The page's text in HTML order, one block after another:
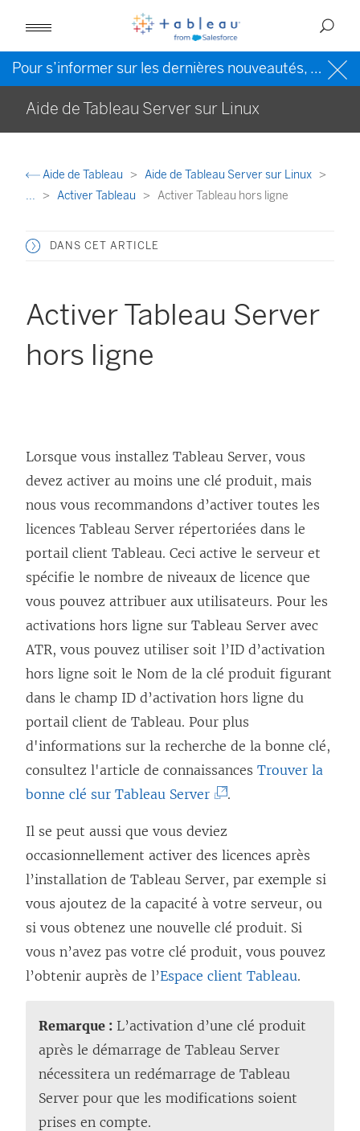
Pour s’informer sur les dernières nouveautés, veuillez consulter l’
Aide de Tableau Server sur Linux
Aide de Tableau
Aide de Tableau Server sur Linux
...
Activer Tableau Activer Tableau hors ligne
DANS CET ARTICLE
Activer Tableau Server
hors ligne
Lorsque vous installez Tableau Server, vous
devez activer au moins une clé produit, mais
nous vous recommandons d’activer toutes les
licences Tableau Server répertoriées dans le
portail client Tableau. Ceci active le serveur et
spécifie le nombre de niveaux de licence que
vous pouvez attribuer aux utilisateurs. Pour les
activations hors ligne sur Tableau Server avec
ATR, vous pouvez utiliser soit l’ID d’activation
hors ligne soit le Nom de la clé produit figurant
dans le champ ID d’activation hors ligne du
portail client de Tableau. Pour plus
d'informations sur la recherche de la bonne clé,
consultez l'article de connaissances Trouver la
bonne clé sur Tableau Server(
e
l
i
e
n
s
’
u
v
r
e
.
Il se peut aussi que vous deviez
occasionnellement activer des licences après
l’installation de Tableau Server, par exemple si
vous ajoutez de la capacité à votre serveur, ou
si vous obtenez une nouvelle clé produit. Si
vous n’avez pas votre clé produit, vous pouvez
l’obtenir auprès de l’Espace client Tableau.
Remarque : L’activation d’une clé produit
après le démarrage de Tableau Server
nécessitera un redémarrage de Tableau
Server pour que les modifications soient
prises en compte.